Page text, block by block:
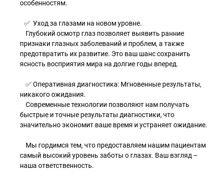
особенностям.
✅ Уход за глазами на новом уровне.
Глубокий осмотр глаз позволяет выявить ранние
признаки глазных заболеваний и проблем, а также
предотвратить их развитие. Это ваш шанс сохранить
ясность восприятия мира на долгие годы вперед.
✅ Оперативная диагностика: Мгновенные результаты,
никакого ожидания.
Современные технологии позволяют нам получать
быстрые и точные результаты диагностики, что
значительно экономит ваше время и устраняет ожидание.
Мы гордимся тем, что предоставляем нашим пациентам
самый высокий уровень заботы о глазах. Ваш взгляд –
наша ответственность.